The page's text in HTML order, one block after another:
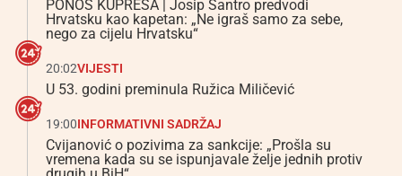
PONOS KUPRESA | Josip Santro predvodi
Hrvatsku kao kapetan: „Ne igraš samo za sebe,
nego za cijelu Hrvatsku“
20:02VIJESTI
U 53. godini preminula Ružica Miličević
19:00INFORMATIVNI SADRŽAJ
Cvijanović o pozivima za sankcije: „Prošla su
vremena kada su se ispunjavale želje jednih protiv